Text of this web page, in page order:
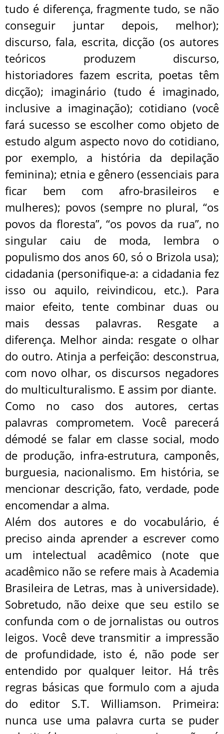
tudo é diferença, fragmente tudo, se não
conseguir juntar depois, melhor);
discurso, fala, escrita, dicção (os autores
teóricos produzem discurso,
historiadores fazem escrita, poetas têm
dicção); imaginário (tudo é imaginado,
inclusive a imaginação); cotidiano (você
fará sucesso se escolher como objeto de
estudo algum aspecto novo do cotidiano,
por exemplo, a história da depilação
feminina); etnia e gênero (essenciais para
ficar bem com afro-brasileiros e
mulheres); povos (sempre no plural, “os
povos da floresta”, “os povos da rua”, no
singular caiu de moda, lembra o
populismo dos anos 60, só o Brizola usa);
cidadania (personifique-a: a cidadania fez
isso ou aquilo, reivindicou, etc.). Para
maior efeito, tente combinar duas ou
mais dessas palavras. Resgate a
diferença. Melhor ainda: resgate o olhar
do outro. Atinja a perfeição: desconstrua,
com novo olhar, os discursos negadores
do multiculturalismo. E assim por diante.
Como no caso dos autores, certas
palavras comprometem. Você parecerá
démodé se falar em classe social, modo
de produção, infra-estrutura, camponês,
burguesia, nacionalismo. Em história, se
mencionar descrição, fato, verdade, pode
encomendar a alma.
Além dos autores e do vocabulário, é
preciso ainda aprender a escrever como
um intelectual acadêmico (note que
acadêmico não se refere mais à Academia
Brasileira de Letras, mas à universidade).
Sobretudo, não deixe que seu estilo se
confunda com o de jornalistas ou outros
leigos. Você deve transmitir a impressão
de profundidade, isto é, não pode ser
entendido por qualquer leitor. Há três
regras básicas que formulo com a ajuda
do editor S.T. Williamson. Primeira:
nunca use uma palavra curta se puder